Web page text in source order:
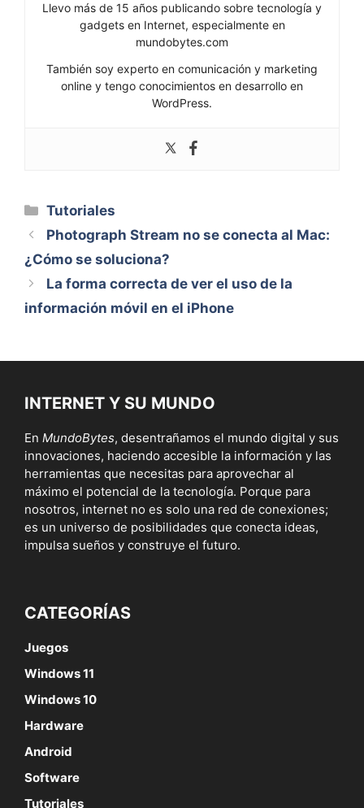
Llevo más de 15 años publicando sobre tecnología y
gadgets en Internet, especialmente en
mundobytes.com
También soy experto en comunicación y marketing
online y tengo conocimientos en desarrollo en
WordPress.
Categorías
Tutoriales
Photograph Stream no se conecta al Mac:
¿Cómo se soluciona?
La forma correcta de ver el uso de la
información móvil en el iPhone
INTERNET Y SU MUNDO
En MundoBytes, desentrañamos el mundo digital y sus
innovaciones, haciendo accesible la información y las
herramientas que necesitas para aprovechar al
máximo el potencial de la tecnología. Porque para
nosotros, internet no es solo una red de conexiones;
es un universo de posibilidades que conecta ideas,
impulsa sueños y construye el futuro.
CATEGORÍAS
Juegos
Windows 11
Windows 10
Hardware
Android
Software
Tutoriales